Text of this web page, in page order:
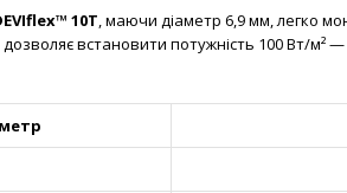
10T, маючи діаметр 6,9 мм, легко
встановити потужність 100 Вт/м² —